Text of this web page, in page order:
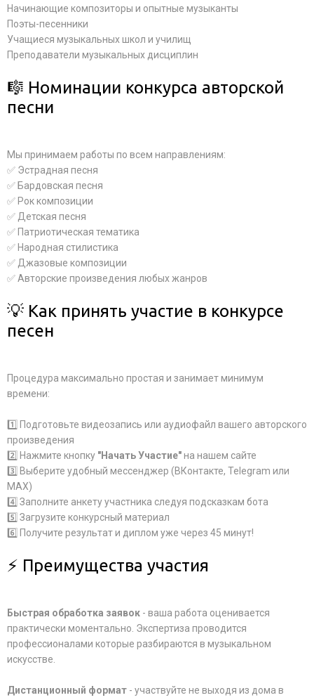
Начинающие композиторы и опытные музыканты
Поэты-песенники
Учащиеся музыкальных школ и училищ
Преподаватели музыкальных дисциплин
🎼 Номинации конкурса авторской
песни
Мы принимаем работы по всем направлениям:
✅ Эстрадная песня
✅ Бардовская песня
✅ Рок композиции
✅ Детская песня
✅ Патриотическая тематика
✅ Народная стилистика
✅ Джазовые композиции
✅ Авторские произведения любых жанров
💡 Как принять участие в конкурсе
песен
Процедура максимально простая и занимает минимум
времени:
1️⃣ Подготовьте видеозапись или аудиофайл вашего авторского
произведения
2️⃣ Нажмите кнопку "Начать Участие"на нашем сайте
3️⃣ Выберите удобный мессенджер (ВКонтакте, Telegram или
MAX)
4️⃣ Заполните анкету участника следуя подсказкам бота
5️⃣ Загрузите конкурсный материал
6️⃣ Получите результат и диплом уже через 45 минут!
⚡ Преимущества участия
Быстрая обработка заявок - ваша работа оценивается
практически моментально. Экспертиза проводится
профессионалами которые разбираются в музыкальном
искусстве.
Дистанционный формат - участвуйте не выходя из дома в